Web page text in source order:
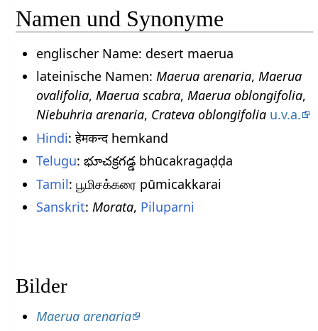
Namen und Synonyme
englischer Name: desert maerua
lateinische Namen: Maerua arenaria, Maerua
ovalifolia, Maerua scabra, Maerua oblongifolia,
Niebuhria arenaria, Crateva oblongifolia u.v.a.
Hindi: हेमकन्द hemkand
Telugu: భూచక్రగడ్డ bhūcakragaḍḍa
Tamil: பூமிசக்கரை pūmicakkarai
Sanskrit: Morata, Piluparni
Bilder
Maerua arenaria